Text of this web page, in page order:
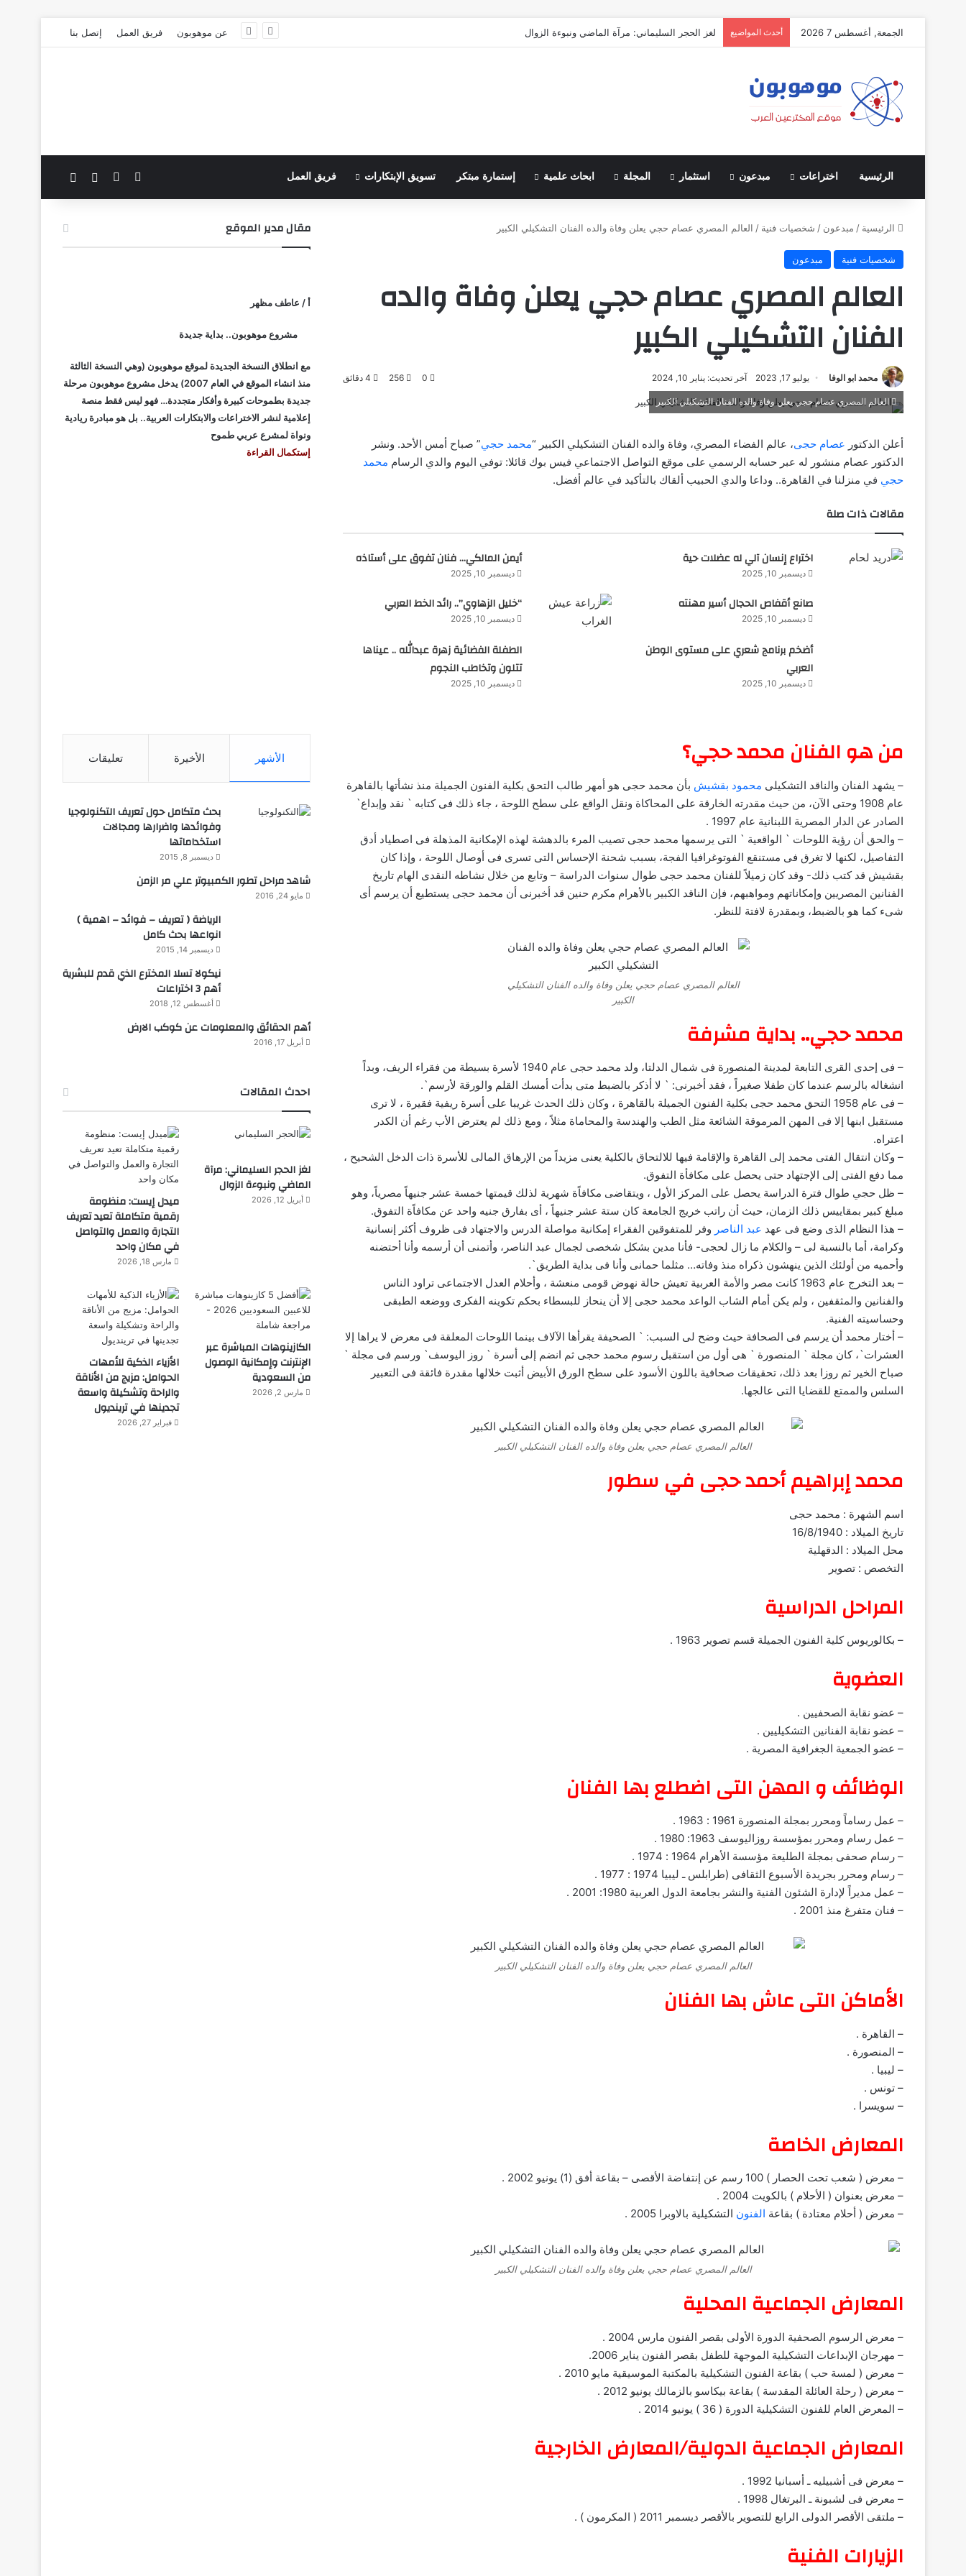
الجمعة, أغسطس 7 2026 أحدث المواضيع لغز الحجر السليماني: مرآة الماضي ونبوءة الزوال عن موهوبون فريق العمل إتصل بنا
الرئيسية اختراعات مبدعون استثمار المجلة ابحاث علمية إستمارة مبتكر تسويق الإبتكارات فريق العمل فيسبوك الوضع المظلم
الرئيسية / مبدعون / شخصيات فنية / العالم المصري عصام حجي يعلن وفاة والده الفنان التشكيلي الكبير
شخصيات فنية مبدعون
العالم المصري عصام حجي يعلن وفاة والده
الفنان التشكيلي الكبير
محمد ابو الوفا يوليو 17, 2023 آخر تحديث: يناير 10, 2024 0
256
العالم المصري عصام حجي يعلن وفاة والده الفنان التشكيلي الكبير
أعلن الدكتور عصام حجى، عالم الفضاء المصري، وفاة والده الفنان التشكيلي الكبير “محمد حجي” صباح أمس الأحد. ونشر
الدكتور عصام منشور له عبر حسابه الرسمي على موقع التواصل الاجتماعي فيس بوك قائلا: توفي اليوم والدي الرسام محمد
حجي في منزلنا في القاهرة.. وداعا والدي الحبيب ألقاك بالتأكيد في عالم أفضل.
مقالات ذات صلة
اختراع إنسان آلي له عضلات حية
ديسمبر 10, 2025
أيمن المالكي… فنان تفوق على أستاذه
ديسمبر 10, 2025
صانع أقفاص الحجال أسير مهنته
ديسمبر 10, 2025
“خليل الزهاوي”.. رائد الخط العربي
ديسمبر 10, 2025
أضخم برنامج شعري على مستوى الوطن
العربي
ديسمبر 10, 2025
الطفلة الفضائية زهرة عبدالله .. عيناها
تتلون وتخاطب النجوم
ديسمبر 10, 2025
من هو الفنان محمد حجي؟
– يشهد الفنان والناقد التشكيلى محمود بقشيش بأن محمد حجى هو أمهر طالب التحق بكلية الفنون الجميلة منذ نشأتها بالقاهرة
عام 1908 وحتى الآن، من حيث مقدرته الخارقة على المحاكاة ونقل الواقع على سطح اللوحة ، جاء ذلك فى كتابه ` نقد وإبداع`
الصادر عن الدار المصرية اللبنانية عام 1997 .
– والحق أن رؤية اللوحات ` الواقعية ` التى يرسمها محمد حجى تصيب المرء بالدهشة لهذه الإمكانية المذهلة فى اصطياد أدق
التفاصيل، لكنها لا تغرق فى مستنقع الفوتوغرافيا الفجة، بسبب شحنة الإحساس التى تسرى فى أوصال اللوحة ، وإذا كان
بقشيش قد كتب ذلك- وقد كان زميلاً للفنان محمد حجى طوال سنوات الدراسة – وتابع من خلال نشاطه النقدى الهام تاريخ
الفنانين المصريين وإمكاناتهم ومواهبهم، فإن الناقد الكبير بالأهرام مكرم حنين قد أخبرنى أن محمد حجى يستطيع أن يرسم أى
شىء كما هو بالضبط، وبمقدرة لافتة للنظر.
العالم المصري عصام حجي يعلن وفاة والده الفنان التشكيلي
الكبير
محمد حجي.. بداية مشرفة
– فى إحدى القرى التابعة لمدينة المنصورة فى شمال الدلتا، ولد محمد حجى عام 1940 لأسرة بسيطة من فقراء الريف، وبداً
انشغاله بالرسم عندما كان طفلا صغيراً ، فقد أخبرنى: ` لا أذكر بالضبط متى بدأت أمسك القلم والورقة لأرسم`.
– فى عام 1958 التحق محمد حجى بكلية الفنون الجميلة بالقاهرة ، وكان ذلك الحدث غريبا على أسرة ريفية فقيرة ، لا ترى
مستقبل ابنها إلا فى المهن المرموقة الشائعة مثل الطب والهندسة والمحاماة مثلاً ، ومع ذلك لم يعترض الأب رغم أن الكدر
اعتراه.
– وكان انتقال الفتى محمد إلى القاهرة والإقامة فيها للالتحاق بالكلية يعنى مزيداً من الإرهاق المالى للأسرة ذات الدخل الشحيح ،
مما دفع الفتى إلى الإجتهاد حتى يحصل على مكافأة التفوق.
– ظل حجي طوال فترة الدراسة يحصل على المركز الأول ، ويتقاضى مكافاًة شهرية لذلك قيمتها خمسة عشر جنيهاً مصرياً، وهو
مبلغ كبير بمقاييس ذلك الزمان، حيث أن راتب خريج الجامعة كان ستة عشر جنيهاً ، أى بفارق جنيه واحد عن مكافاًة التفوق.
– هذا النظام الذى وضع فى عهد عبد الناصر وفر للمتفوقين الفقراء إمكانية مواصلة الدرس والاجتهاد فى ظروف أكثر إنسانية
وكرامة، أما بالنسبة لى – والكلام ما زال لحجى- فأنا مدين بشكل شخصى لجمال عبد الناصر، وأتمنى أن أرسمه وأنا أحتضنه
وأحميه من أولئك الذين ينهشون ذكراه منذ وفاته… مثلما حمانى وأنا فى بداية الطريق`.
– بعد التخرج عام 1963 كانت مصر والأمة العربية تعيش حالة نهوض قومى منعشة ، وأحلام العدل الاجتماعى تراود الناس
والفنانين والمثقفين ، ولم يكن أمام الشاب الواعد محمد حجى إلا أن ينحاز للبسطاء بحكم تكوينه الفكرى ووضعه الطبقى
وحساسيته الفنية.
– أختار محمد أن يرسم فى الصحافة حيث وضح لى السبب: ` الصحيفة يقرأها الآلاف بينما اللوحات المعلقة فى معرض لا يراها إلا
العشرات`، كان مجلة ` المنصورة ` هى أول من استقبل رسوم محمد حجى ثم انضم إلى أسرة ` روز اليوسف` ورسم فى مجلة `
صباح الخير ثم روزا بعد ذلك، تحقيقات صحافية باللون الأسود على سطح الورق الأبيض أثبت خلالها مقدرة فائقة فى التعبير
السلس والممتع للقضايا التى عالجها.
العالم المصري عصام حجي يعلن وفاة والده الفنان التشكيلي الكبير
محمد إبراهيم أحمد حجى في سطور
اسم الشهرة : محمد حجى
تاريخ الميلاد : 16/8/1940
محل الميلاد : الدقهلية
التخصص : تصوير
المراحل الدراسية
– بكالوريوس كلية الفنون الجميلة قسم تصوير 1963 .
العضوية
– عضو نقابة الصحفيين .
– عضو نقابة الفنانين التشكيليين .
– عضو الجمعية الجغرافية المصرية .
الوظائف و المهن التى اضطلع بها الفنان
– عمل رساماً ومحرر بمجلة المنصورة 1961 : 1963 .
– عمل رسام ومحرر بمؤسسة روزاليوسف 1963: 1980 .
– رسام صحفى بمجلة الطليعة مؤسسة الأهرام 1964 : 1974 .
– رسام ومحرر بجريدة الأسبوع الثقافى (طرابلس ـ ليبيا 1974 : 1977 .
– عمل مديراً لإدارة الشئون الفنية والنشر بجامعة الدول العربية 1980: 2001 .
– فنان متفرغ منذ 2001 .
العالم المصري عصام حجي يعلن وفاة والده الفنان التشكيلي الكبير
الأماكن التى عاش بها الفنان
– القاهرة .
– المنصورة .
– ليبيا .
– تونس .
– سويسرا .
المعارض الخاصة
– معرض ( شعب تحت الحصار ) 100 رسم عن إنتفاضة الأقصى – بقاعة أفق (1) يونيو 2002 .
– معرض بعنوان ( الأحلام ) بالكويت 2004 .
– معرض ( أحلام معتادة ) بقاعة الفنون التشكيلية بالاوبرا 2005 .
العالم المصري عصام حجي يعلن وفاة والده الفنان التشكيلي الكبير
المعارض الجماعية المحلية
– معرض الرسوم الصحفية الدورة الأولى بقصر الفنون مارس 2004 .
– مهرجان الإبداعات التشكيلية الموجهة للطفل بقصر الفنون يناير 2006.
– معرض ( لمسة حب ) بقاعة الفنون التشكيلية بالمكتبة الموسيقية مايو 2010 .
– معرض ( رحلة العائلة المقدسة ) بقاعة بيكاسو بالزمالك يونيو 2012 .
– المعرض العام للفنون التشكيلية الدورة ( 36 ) يونيو 2014 .
المعارض الجماعية الدولية/المعارض الخارجية
– معرض فى أشبيليه ـ أسبانيا 1992 .
– معرض فى لشبونة ـ البرتغال 1998 .
– ملتقى الأقصر الدولى الرابع للتصوير بالأقصر ديسمبر 2011 ( المكرمون ) .
الزيارات الفنية
مقال مدير الموقع
أ / عاطف مظهر
مشروع موهوبون.. بداية جديدة
مع انطلاق النسخة الجديدة لموقع موهوبون (وهي النسخة الثالثة
منذ انشاء الموقع في العام 2007) يدخل مشروع موهوبون مرحلة
جديدة بطموحات كبيرة وأفكار متجددة… فهو ليس فقط منصة
إعلامية لنشر الاختراعات والابتكارات العربية.. بل هو مبادرة ريادية
ونواة لمشرع عربي طموح
إستكمال القراءة
الأشهر الأخيرة تعليقات
بحث متكامل حول تعريف التكنولوجيا
وفوائدها واضرارها ومجالات
استخداماتها
ديسمبر 8, 2015
شاهد مراحل تطور الكمبيوتر علي مر الزمن
مايو 24, 2016
الرياضة ( تعريف – فوائد – اهمية )
انواعها بحث كامل
ديسمبر 14, 2015
نيكولا تسلا المخترع الذي قدم للبشرية
أهم 3 اختراعات
أغسطس 12, 2018
أهم الحقائق والمعلومات عن كوكب الارض
أبريل 17, 2016
احدث المقالات
لغز الحجر السليماني: مرآة
الماضي ونبوءة الزوال
أبريل 12, 2026
ميدل إيست: منظومة
رقمية متكاملة تعيد تعريف
التجارة والعمل والتواصل
في مكان واحد
مارس 18, 2026
الكازينوهات المباشرة عبر
الإنترنت وإمكانية الوصول
من السعودية
مارس 2, 2026
الأزياء الذكية للأمهات
الحوامل: مزيج من الأناقة
والراحة وتشكيلة واسعة
تجدينها في ترينديول
فبراير 27, 2026